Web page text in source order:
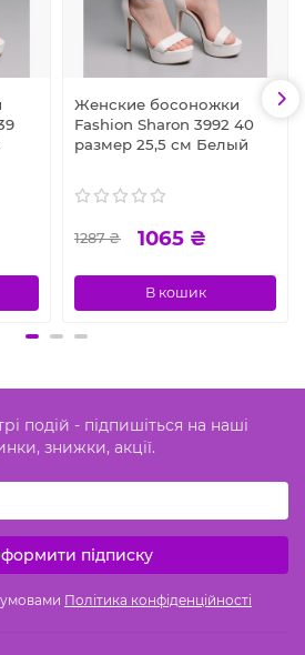
Женские босоножки
Fashion Sharon 3992 40
размер 25,5 см Белый
1287 ₴ 1065 ₴
В кошик
подій - підпишіться на наші
знижки, акції.
підписку
умовами Політика конфіденційності